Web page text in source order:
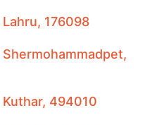
176098
494010